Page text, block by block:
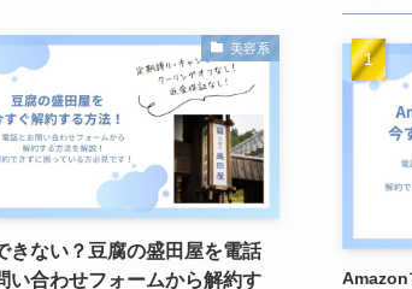
美容系
きない？豆腐の盛田屋を電話
い合わせフォームから解約す
Amazon